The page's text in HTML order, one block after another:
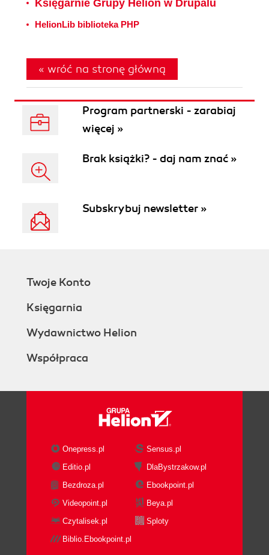
Księgarnie Grupy Helion w Drupalu
HelionLib biblioteka PHP
« wróć na stronę główną
Program partnerski - zarabiaj
więcej »
Brak książki? - daj nam znać »
Subskrybuj newsletter »
Twoje Konto
Księgarnia
Wydawnictwo Helion
Współpraca
Onepress.pl
Sensus.pl
Editio.pl
DlaBystrzakow.pl
Bezdroza.pl
Ebookpoint.pl
Videopoint.pl
Beya.pl
Czytalisek.pl
Sploty
Biblio.Ebookpoint.pl